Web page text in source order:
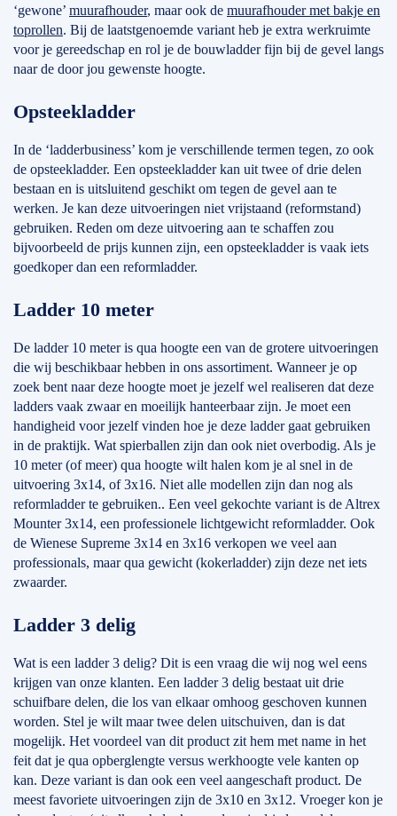
‘gewone’ muurafhouder, maar ook de muurafhouder met bakje en
toprollen. Bij de laatstgenoemde variant heb je extra werkruimte
voor je gereedschap en rol je de bouwladder fijn bij de gevel langs
naar de door jou gewenste hoogte.
Opsteekladder
In de ‘ladderbusiness’ kom je verschillende termen tegen, zo ook
de opsteekladder. Een opsteekladder kan uit twee of drie delen
bestaan en is uitsluitend geschikt om tegen de gevel aan te
werken. Je kan deze uitvoeringen niet vrijstaand (reformstand)
gebruiken. Reden om deze uitvoering aan te schaffen zou
bijvoorbeeld de prijs kunnen zijn, een opsteekladder is vaak iets
goedkoper dan een reformladder.
Ladder 10 meter
De ladder 10 meter is qua hoogte een van de grotere uitvoeringen
die wij beschikbaar hebben in ons assortiment. Wanneer je op
zoek bent naar deze hoogte moet je jezelf wel realiseren dat deze
ladders vaak zwaar en moeilijk hanteerbaar zijn. Je moet een
handigheid voor jezelf vinden hoe je deze ladder gaat gebruiken
in de praktijk. Wat spierballen zijn dan ook niet overbodig. Als je
10 meter (of meer) qua hoogte wilt halen kom je al snel in de
uitvoering 3x14, of 3x16. Niet alle modellen zijn dan nog als
reformladder te gebruiken.. Een veel gekochte variant is de Altrex
Mounter 3x14, een professionele lichtgewicht reformladder. Ook
de Wienese Supreme 3x14 en 3x16 verkopen we veel aan
professionals, maar qua gewicht (kokerladder) zijn deze net iets
zwaarder.
Ladder 3 delig
Wat is een ladder 3 delig? Dit is een vraag die wij nog wel eens
krijgen van onze klanten. Een ladder 3 delig bestaat uit drie
schuifbare delen, die los van elkaar omhoog geschoven kunnen
worden. Stel je wilt maar twee delen uitschuiven, dan is dat
mogelijk. Het voordeel van dit product zit hem met name in het
feit dat je qua opberglengte versus werkhoogte vele kanten op
kan. Deze variant is dan ook een veel aangeschaft product. De
meest favoriete uitvoeringen zijn de 3x10 en 3x12. Vroeger kon je